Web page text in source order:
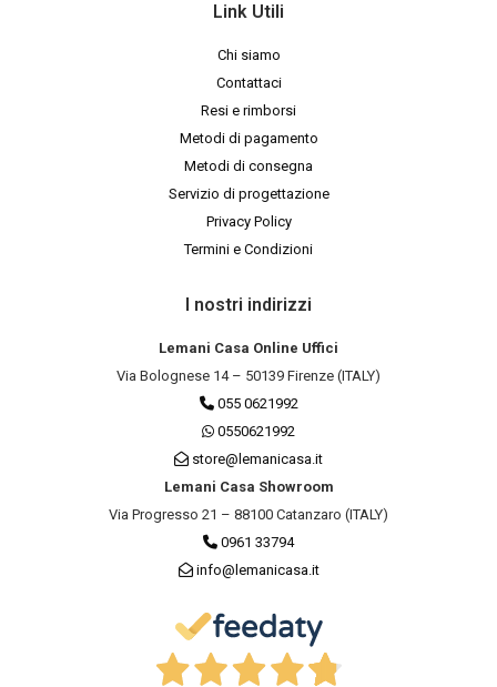
Link Utili
Chi siamo
Contattaci
Resi e rimborsi
Metodi di pagamento
Metodi di consegna
Servizio di progettazione
Privacy Policy
Termini e Condizioni
I nostri indirizzi
Lemani Casa Online Uffici
Via Bolognese 14 – 50139 Firenze (ITALY)
055 0621992
0550621992
store@lemanicasa.it
Lemani Casa Showroom
Via Progresso 21 – 88100 Catanzaro (ITALY)
0961 33794
info@lemanicasa.it